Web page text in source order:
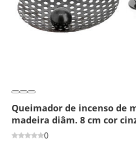
Queimador de incenso de
madeira diâm. 8 cm cor
0